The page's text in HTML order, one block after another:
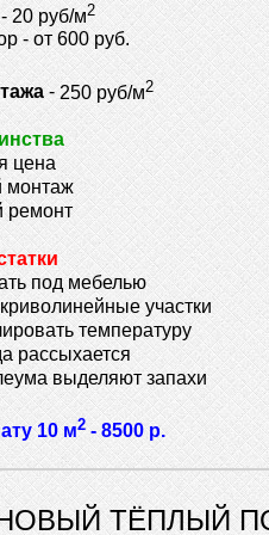
20 руб/м2
- от 600 руб.
- 250 руб/м2
цена
монтаж
ремонт
под мебелью
участки
температуру
рассыхается
выделяют запахи
10 м2-8500 р.
ТЁПЛЫЙ